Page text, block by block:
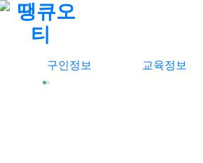
구인정보 교육정보